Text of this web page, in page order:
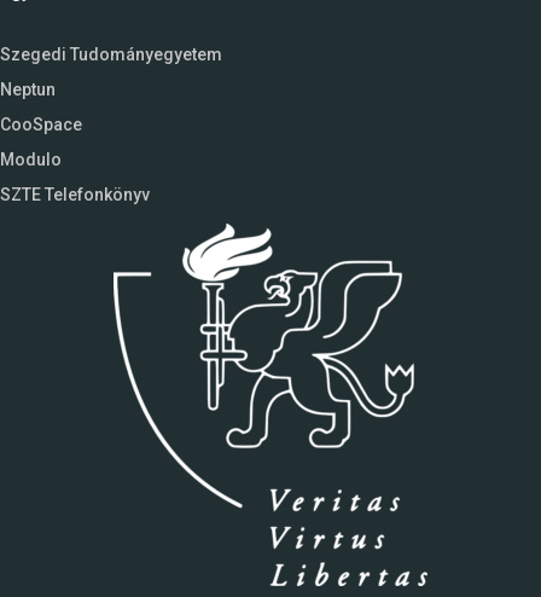
Szegedi Tudományegyetem
Neptun
CooSpace
Modulo
SZTE Telefonkönyv